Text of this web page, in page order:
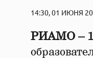
14:30, 01 ИЮНЯ
РИАМО –